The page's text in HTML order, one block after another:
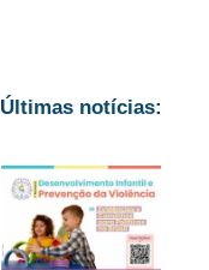
Últimas notícias: